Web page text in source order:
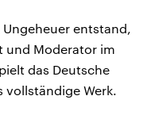
entstand,
und Moderator im
das Deutsche
vollständige Werk.